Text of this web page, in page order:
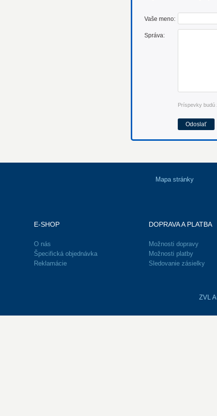
Vaše meno:
Správa:
Príspevky budú
Mapa stránky
E-SHOP
O nás
Špecifická objednávka
Reklamácie
DOPRAVA A PLATBA
Možnosti dopravy
Možnosti platby
Sledovanie zásielky
ZVL